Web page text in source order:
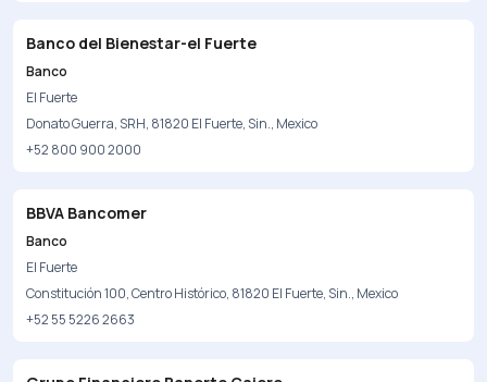
Banco del Bienestar-el Fuerte
Banco
El Fuerte
Donato Guerra, SRH, 81820 El Fuerte, Sin., Mexico
+52 800 900 2000
BBVA Bancomer
Banco
El Fuerte
Constitución 100, Centro Histórico, 81820 El Fuerte, Sin., Mexico
+52 55 5226 2663